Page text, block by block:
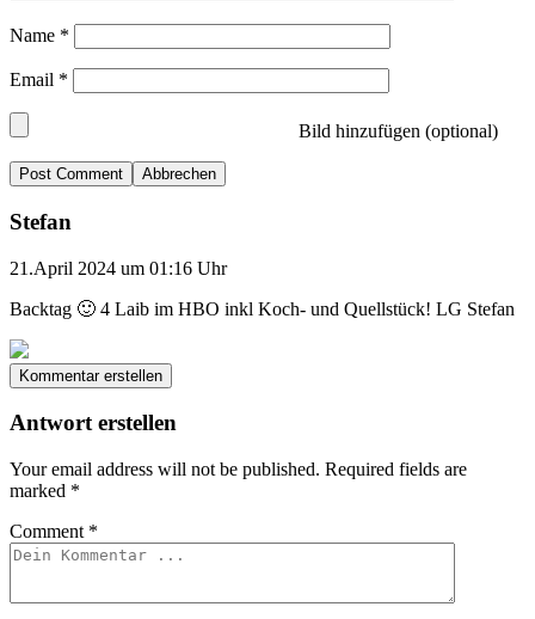
Name *
Email *
Bild hinzufügen (optional)
Abbrechen
Stefan
21.April 2024 um 01:16 Uhr
Backtag 🙂 4 Laib im HBO inkl Koch- und Quellstück! LG Stefan
Kommentar erstellen
Antwort erstellen
Your email address will not be published. Required fields are
marked *
Comment *